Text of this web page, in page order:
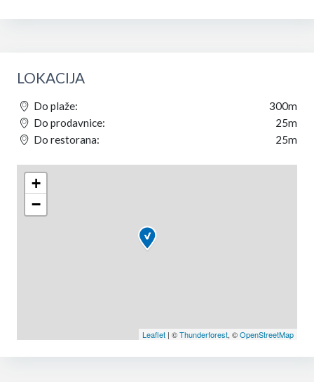
LOKACIJA
Do plaže:
300m
Do prodavnice:
25m
Do restorana:
25m
+
−
Leaflet | ©Thunderforest, ©OpenStreetMap